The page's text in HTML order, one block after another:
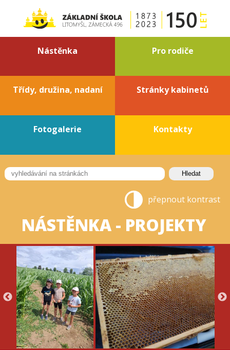
Nástěnka Pro rodiče
Třídy, družina, nadaní Stránky kabinetů
Fotogalerie Kontakty
přepnout kontrast
NÁSTĚNKA - PROJEKTY